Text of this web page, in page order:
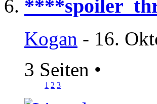
Kogan - 16.
3 Seiten •
1 2 3